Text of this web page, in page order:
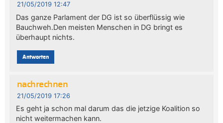
21/05/2019 12:47
Das ganze Parlament der DG ist so überflüssig wie
Bauchweh.Den meisten Menschen in DG bringt es
überhaupt nichts.
Antworten
nachrechnen
21/05/2019 17:26
Es geht ja schon mal darum das die jetzige Koalition so
nicht weitermachen kann.